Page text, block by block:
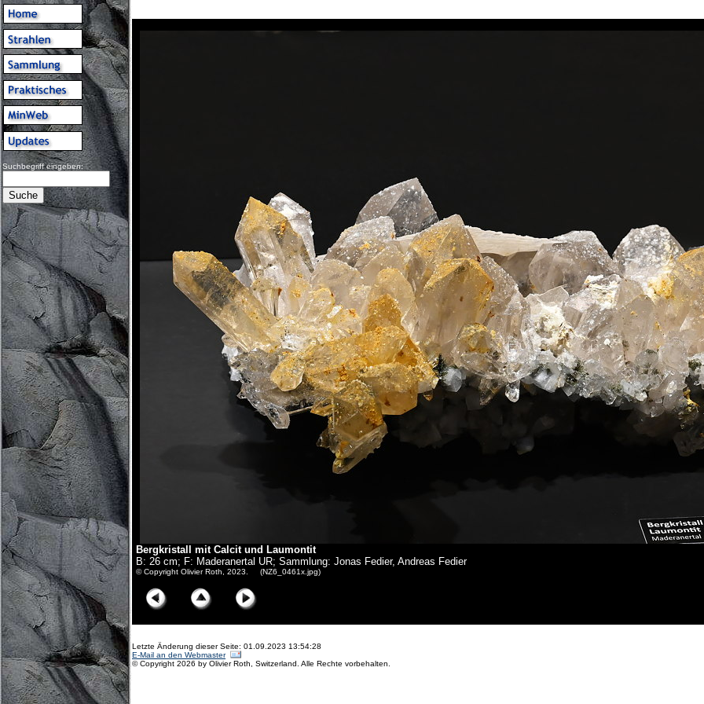
Suchbegriff eingeben:
Bergkristall mit Calcit und Laumontit
B: 26 cm; F: Maderanertal UR; Sammlung: Jonas Fedier, Andreas Fedier
© Copyright Olivier Roth, 2023. (NZ6_0461x.jpg)
Letzte Änderung dieser Seite: 01.09.2023 13:54:28
E-Mail an den Webmaster
© Copyright 2026 by Olivier Roth, Switzerland. Alle Rechte vorbehalten.